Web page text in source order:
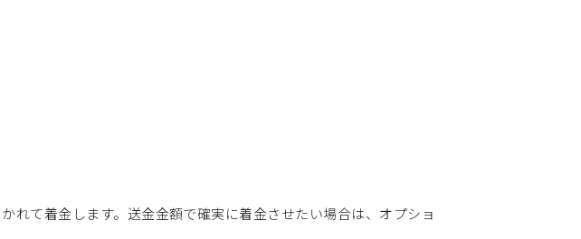
れて着金します。送金金額で確実に着金させたい場合は、オプショ